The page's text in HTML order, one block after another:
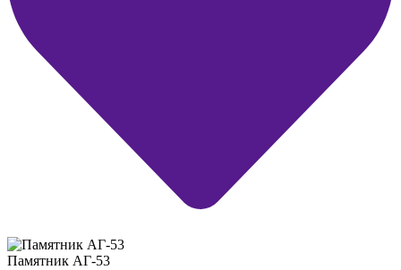
Памятник АГ-53